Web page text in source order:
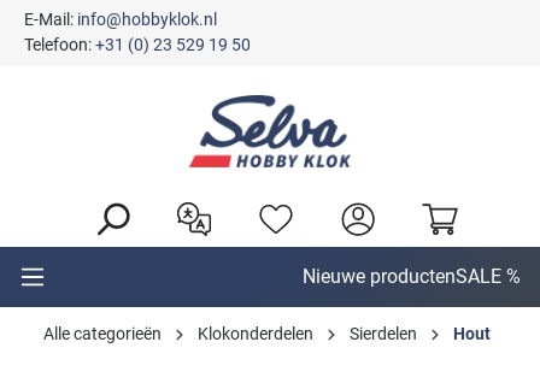
E-Mail: info@hobbyklok.nl
Telefoon:+31 (0) 23 529 19 50
Nieuwe productenSALE %
Alle categorieën Klokonderdelen Sierdelen Hout